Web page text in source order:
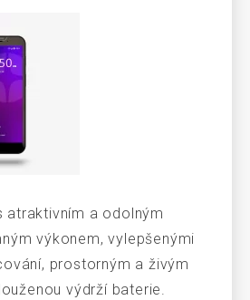
atraktivním a odolným
výkonem, vylepšenými
prostorným a živým
výdrží baterie.